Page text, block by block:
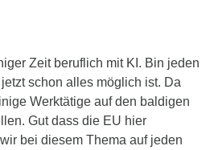
Zeit beruflich mit KI. Bin jeden
schon alles möglich ist. Da
Werktätige auf den baldigen
Gut dass die EU hier
bei diesem Thema auf jeden